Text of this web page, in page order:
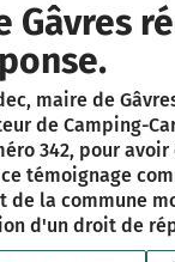
Gâvres
maire de
de Camping-
342, pour
témoignage
de la commune
d'un droit de